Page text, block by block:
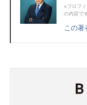
※プロフ
の内容で
この著